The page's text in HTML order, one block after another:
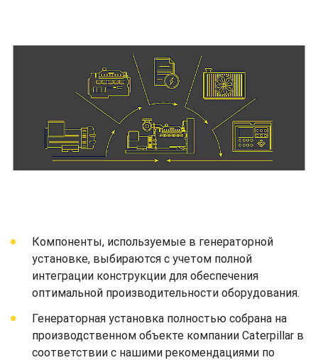
Компоненты, используемые в генераторной
установке, выбираются с учетом полной
интеграции конструкции для обеспечения
оптимальной производительности оборудования.
Генераторная установка полностью собрана на
производственном объекте компании Caterpillar в
соответствии с нашими рекомендациями по